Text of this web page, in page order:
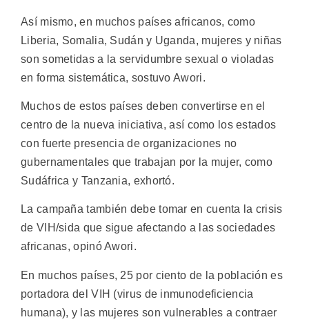
Así mismo, en muchos países africanos, como
Liberia, Somalia, Sudán y Uganda, mujeres y niñas
son sometidas a la servidumbre sexual o violadas
en forma sistemática, sostuvo Awori.
Muchos de estos países deben convertirse en el
centro de la nueva iniciativa, así como los estados
con fuerte presencia de organizaciones no
gubernamentales que trabajan por la mujer, como
Sudáfrica y Tanzania, exhortó.
La campaña también debe tomar en cuenta la crisis
de VIH/sida que sigue afectando a las sociedades
africanas, opinó Awori.
En muchos países, 25 por ciento de la población es
portadora del VIH (virus de inmunodeficiencia
humana), y las mujeres son vulnerables a contraer